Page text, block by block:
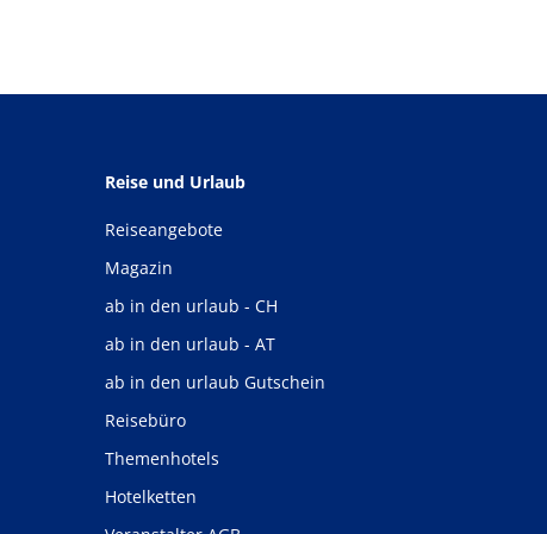
Reise und Urlaub
Reiseangebote
Magazin
ab in den urlaub - CH
ab in den urlaub - AT
ab in den urlaub Gutschein
Reisebüro
Themenhotels
Hotelketten